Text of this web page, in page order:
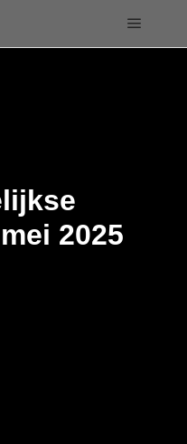
mei 2025